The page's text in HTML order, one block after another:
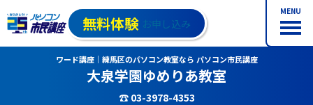
MENU
無料体験 お申し込み
ワード講座｜練馬区のパソコン教室なら パソコン市民講座
大泉学園ゆめりあ教室
☎ 03-3978-4353